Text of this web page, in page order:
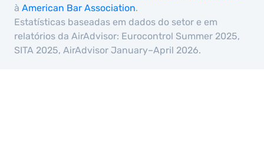
à American Bar Association.
Estatísticas baseadas em dados do setor e em
relatórios da AirAdvisor: Eurocontrol Summer 2025,
SITA 2025, AirAdvisor January–April 2026.